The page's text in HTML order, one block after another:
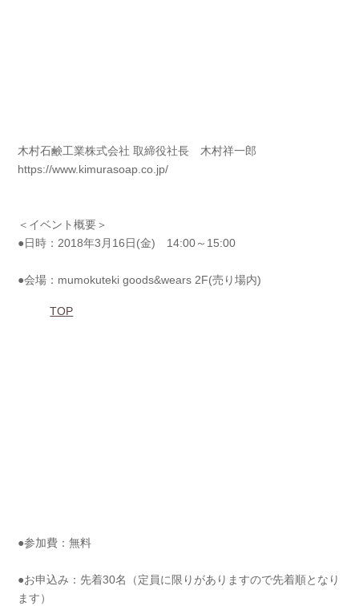
木村石鹸工業株式会社 取締役社長 木村祥一郎
https://www.kimurasoap.co.jp/
＜イベント概要＞
●日時：2018年3月16日(金) 14:00～15:00
●会場：mumokuteki goods&wears 2F(売り場内)
TOP
●参加費：無料
●お申込み：先着30名（定員に限りがありますので先着順となり
ます）